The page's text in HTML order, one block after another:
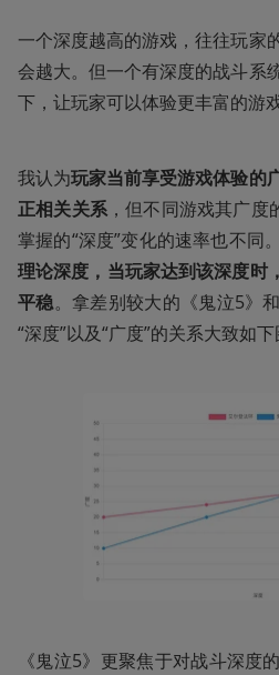
一个深度越高的游戏，往往玩家
会越大。但一个有深度的战斗系
下，让玩家可以体验更丰富的游戏
我认为玩家当前享受游戏体验的
正相关关系，但不同游戏其广度
掌握的“深度”变化的速率也不同
理论深度，当玩家达到该深度时
平稳。拿差别较大的《鬼泣5》
“深度”以及“广度”的关系大致如下
《鬼泣5》更聚焦于对战斗深度